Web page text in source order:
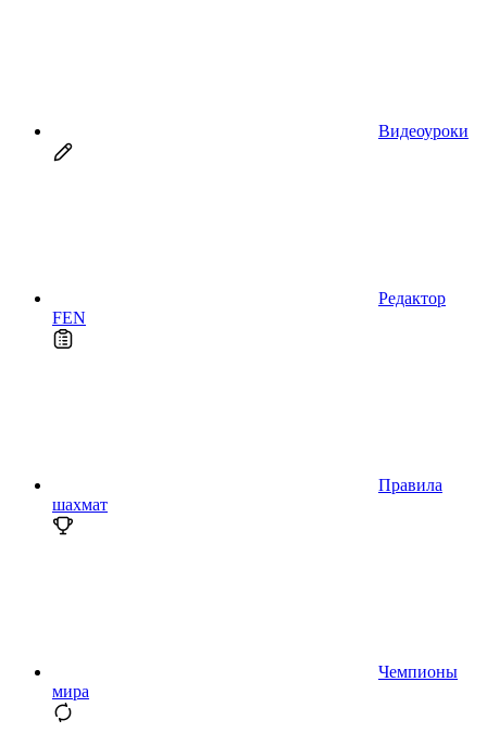
Видеоуроки
Редактор
FEN
Правила
шахмат
Чемпионы
мира